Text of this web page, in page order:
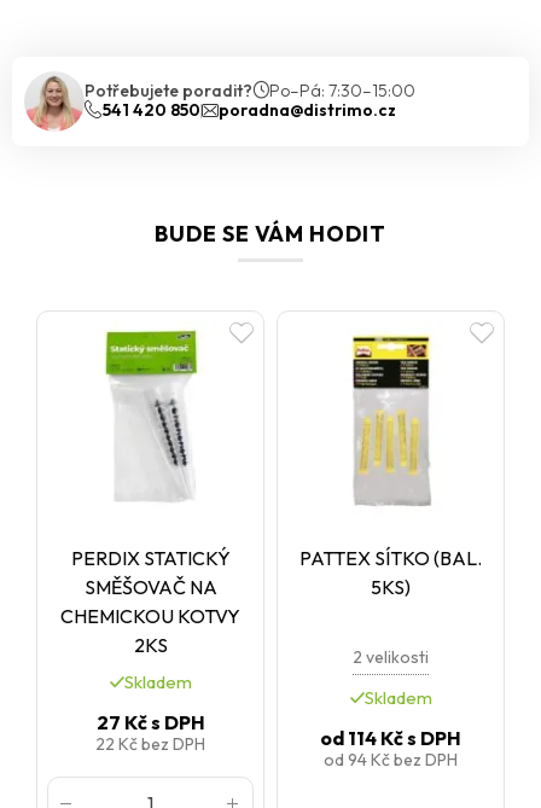
Potřebujete poradit?
Po–Pá: 7:30–15:00
541 420 850
poradna@distrimo.cz
BUDE SE VÁM HODIT
PERDIX STATICKÝ
SMĚŠOVAČ NA
CHEMICKOU KOTVY
2KS
Skladem
27 Kčs DPH
22 Kčbez DPH
PATTEX SÍTKO (BAL.
5KS)
2 velikosti
Skladem
od 114 Kčs DPH
od 94 Kčbez DPH